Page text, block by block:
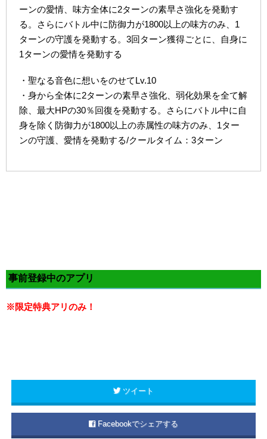
ーンの愛情、味方全体に2ターンの素早さ強化を発動す
る。さらにバトル中に防御力が1800以上の味方のみ、1
ターンの守護を発動する。3回ターン獲得ごとに、自身に
1ターンの愛情を発動する
・聖なる音色に想いをのせてLv.10
・身から全体に2ターンの素早さ強化、弱化効果を全て解
除、最大HPの30％回復を発動する。さらにバトル中に自
身を除く防御力が1800以上の赤属性の味方のみ、1ター
ンの守護、愛情を発動する/クールタイム：3ターン
事前登録中のアプリ
※限定特典アリのみ！
ツイート
Facebookでシェアする